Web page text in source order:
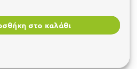
στο καλάθι